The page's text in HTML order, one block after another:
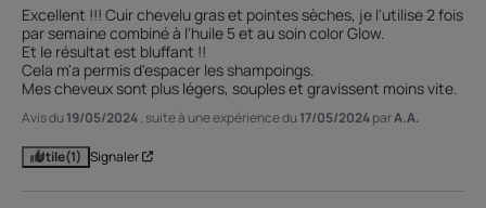
Excellent !!! Cuir chevelu gras et pointes sèches, je l'utilise 2 fois
par semaine combiné à l'huile 5 et au soin color Glow.
Et le résultat est bluffant !!
Cela m'a permis d'espacer les shampoings.
Mes cheveux sont plus légers, souples et gravissent moins vite.
Avis du 19/05/2024, suite à une expérience du 17/05/2024parA.A.
Utile(1) Signaler